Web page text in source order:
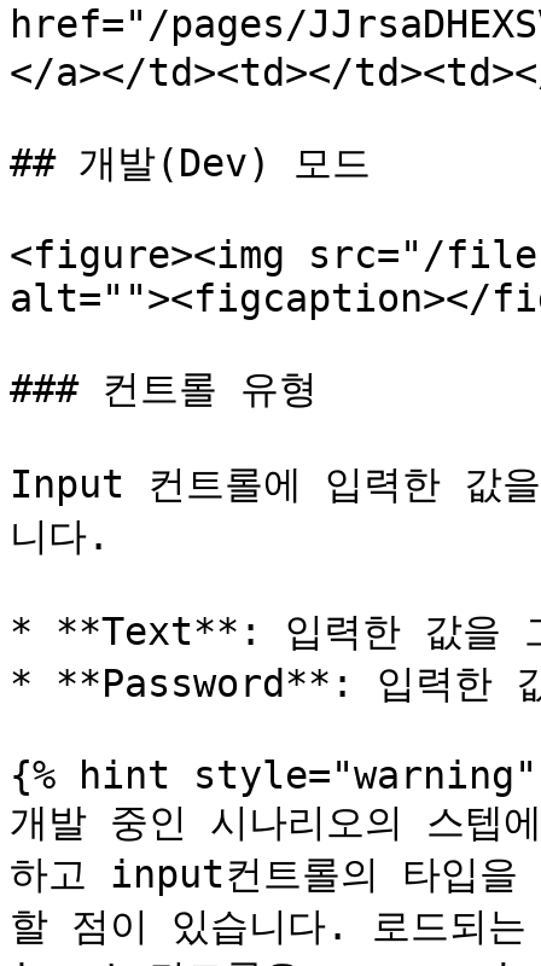
href="/pages/
</a></td><td></
## 개발(Dev) 모드
<figure><img src="/files/
alt=""><figcaption></
### 컨트롤 유형
Input 컨트롤에 입력한 값
니다.
* **Text**: 입력한 값을
* **Password**: 입력한
{% hint style="warning"
개발 중인 시나리오의 스텝
하고 input컨트롤의 타입을
할 점이 있습니다. 로드되